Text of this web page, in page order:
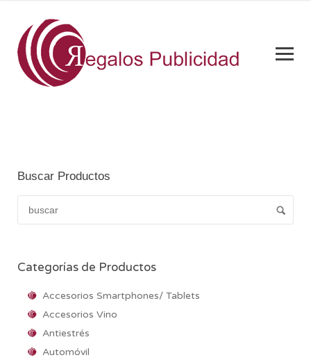
Buscar Productos
Categorías de Productos
Accesorios Smartphones/ Tablets
Accesorios Vino
Antiestrés
Automóvil